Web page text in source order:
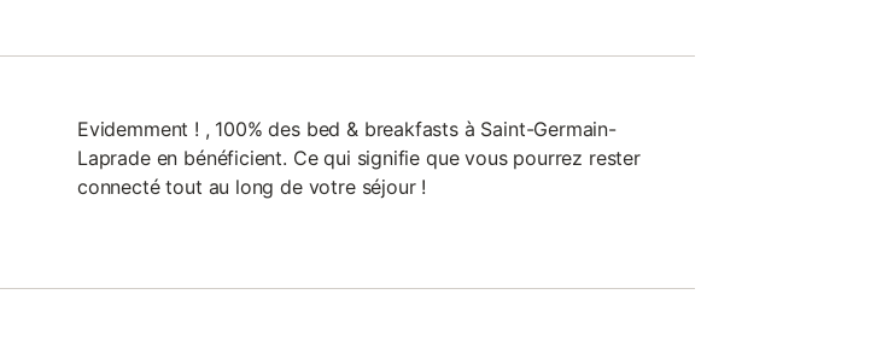
Evidemment ! , 100% des bed & breakfasts à Saint-Germain-
Laprade en bénéficient. Ce qui signifie que vous pourrez rester
connecté tout au long de votre séjour !